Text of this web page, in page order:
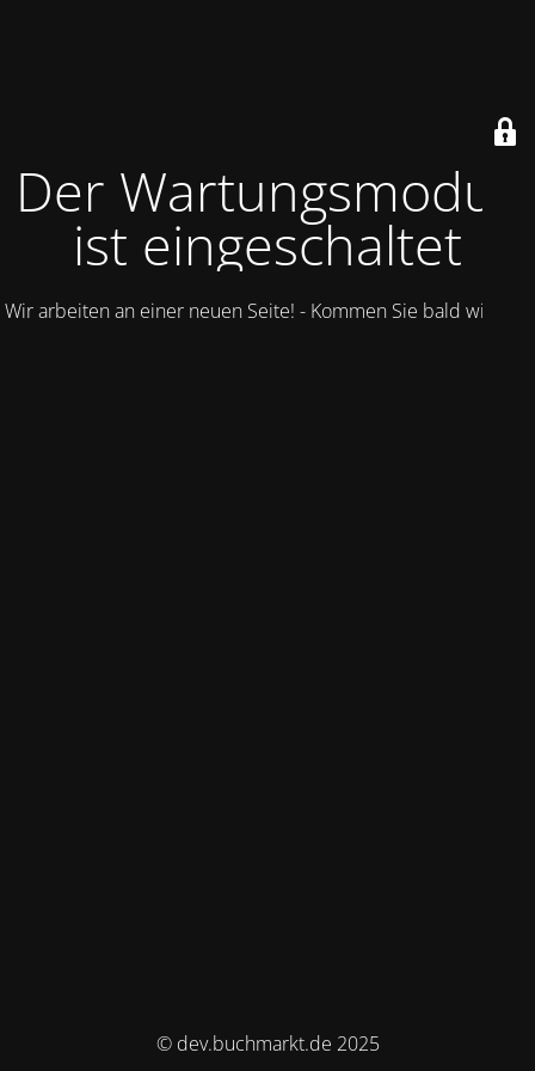
Der Wartungsmodus
ist eingeschaltet
Wir arbeiten an einer neuen Seite! - Kommen Sie bald wieder.
© dev.buchmarkt.de 2025